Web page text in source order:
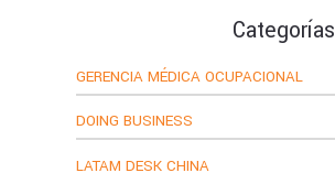
Categorías
GERENCIA MÉDICA OCUPACIONAL
DOING BUSINESS
LATAM DESK CHINA